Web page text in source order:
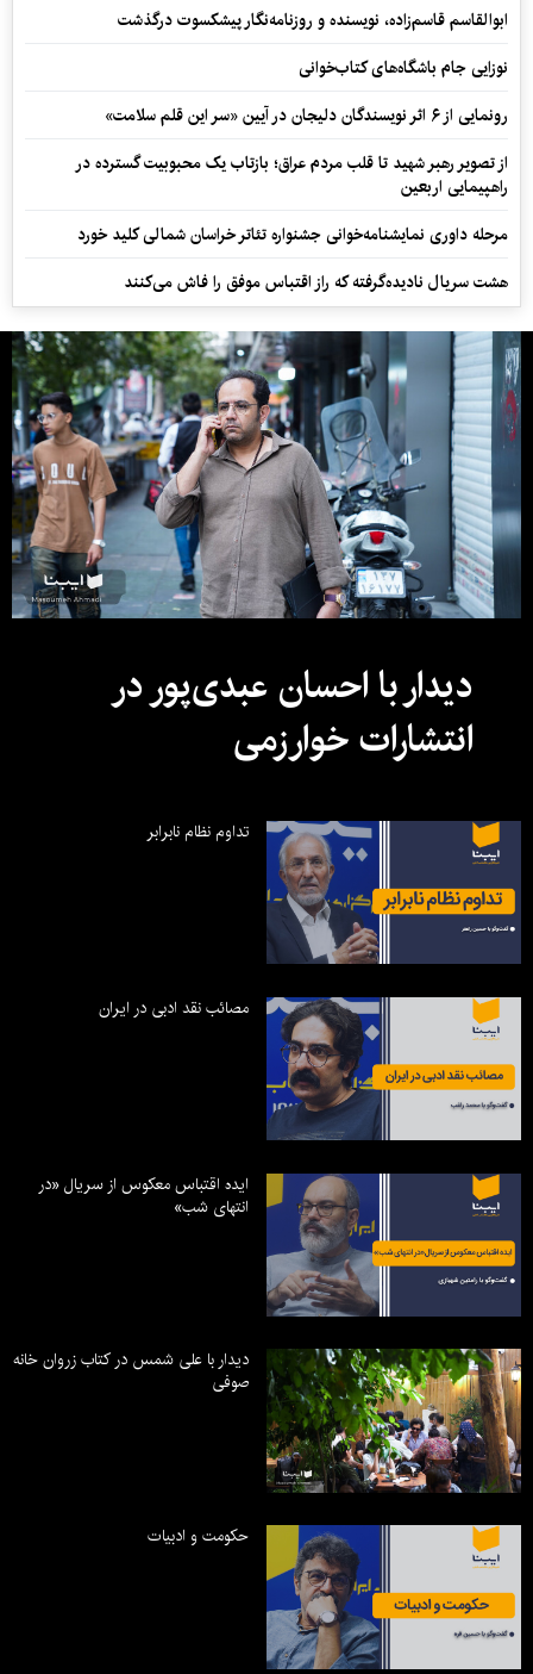
ابوالقاسم قاسم‌زاده، نویسنده و روزنامه‌نگار پیشکسوت درگذشت
نوزایی جام باشگاه‌های کتاب‌خوانی
رونمایی از ۶ اثر نویسندگان دلیجان در آیین «سر این قلم سلامت»
از تصویر رهبر شهید تا قلب مردم عراق؛ بازتاب یک محبوبیت گسترده در
راهپیمایی اربعین
مرحله داوری نمایشنامه‌خوانی جشنواره تئاتر خراسان شمالی کلید خورد
هشت سریال نادیده‌گرفته که راز اقتباس موفق را فاش می‌کنند
دیدار با احسان عبدی‌پور در
انتشارات خوارزمی
تداوم نظام نابرابر
مصائب نقد ادبی در ایران
ایده اقتباس معکوس از سریال «در
انتهای شب»
دیدار با علی شمس در کتاب زروان خانه
صوفی
حکومت و ادبیات